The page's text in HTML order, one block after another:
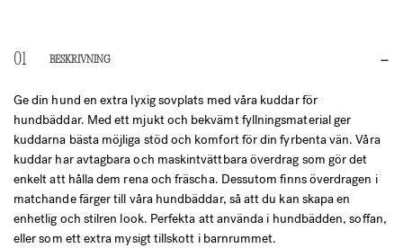
BESKRIVNING
Ge din hund en extra lyxig sovplats med våra kuddar för
hundbäddar. Med ett mjukt och bekvämt fyllningsmaterial ger
kuddarna bästa möjliga stöd och komfort för din fyrbenta vän. Våra
kuddar har avtagbara och maskintvättbara överdrag som gör det
enkelt att hålla dem rena och fräscha. Dessutom finns överdragen i
matchande färger till våra hundbäddar, så att du kan skapa en
enhetlig och stilren look. Perfekta att använda i hundbädden, soffan,
eller som ett extra mysigt tillskott i barnrummet.